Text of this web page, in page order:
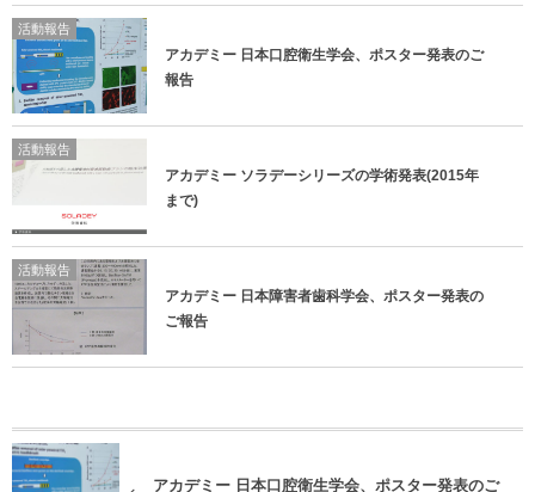
活動報告
アカデミー 日本口腔衛生学会、ポスター発表のご
報告
活動報告
アカデミー ソラデーシリーズの学術発表(2015年
まで)
活動報告
アカデミー 日本障害者歯科学会、ポスター発表の
ご報告
アカデミー 日本口腔衛生学会、ポスター発表のご